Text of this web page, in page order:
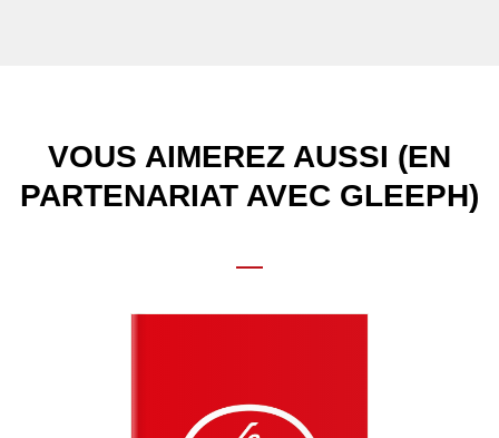
VOUS AIMEREZ AUSSI (EN
PARTENARIAT AVEC GLEEPH)